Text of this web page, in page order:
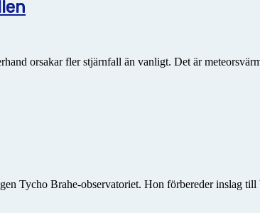
orsakar fler stjärnfall än vanligt. Det är
Tycho Brahe-observatoriet. Hon förbereder inslag